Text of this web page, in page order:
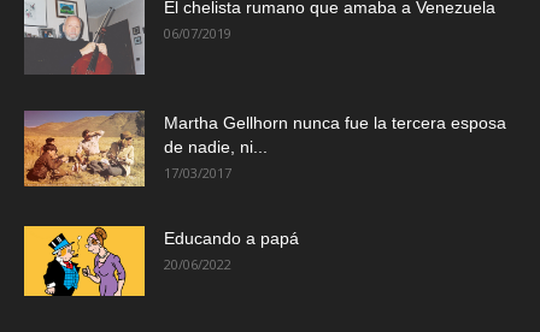
El chelista rumano que amaba a Venezuela
06/07/2019
Martha Gellhorn nunca fue la tercera esposa
de nadie, ni...
17/03/2017
Educando a papá
20/06/2022